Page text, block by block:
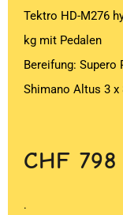
Tektro HD-M276
kg mit Pedalen
Bereifung: Supero
Shimano Altus 3 x
CHF 798
.